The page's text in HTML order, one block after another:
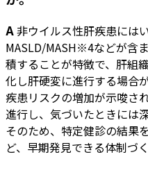
A非ウイルス性肝疾患には
MASLD/MASH※4などが含
積することが特徴で、肝組
化し肝硬変に進行する場合
疾患リスクの増加が示唆さ
進行し、気づいたときには
そのため、特定健診の結果
ど、早期発見できる体制づ